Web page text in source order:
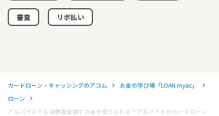
審査 リボ払い
カードローン・キャッシングのアコム
お金の学び場「LOAN myac」
ローン
アルバイトでも消費者金融でお金を借りられる？アルバイトがカードローン